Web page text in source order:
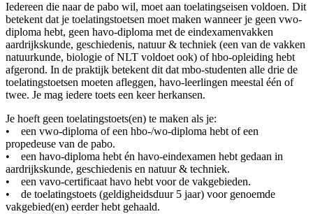
Iedereen die naar de pabo wil, moet aan toelatingseisen voldoen. Dit
betekent dat je toelatingstoetsen moet maken wanneer je geen vwo-
diploma hebt, geen havo-diploma met de eindexamenvakken
aardrijkskunde, geschiedenis, natuur & techniek (een van de vakken
natuurkunde, biologie of NLT voldoet ook) of hbo-opleiding hebt
afgerond. In de praktijk betekent dit dat mbo-studenten alle drie de
toelatingstoetsen moeten afleggen, havo-leerlingen meestal één of
twee. Je mag iedere toets een keer herkansen.
Je hoeft geen toelatingstoets(en) te maken als je:
• een vwo-diploma of een hbo-/wo-diploma hebt of een
propedeuse van de pabo.
• een havo-diploma hebt én havo-eindexamen hebt gedaan in
aardrijkskunde, geschiedenis en natuur & techniek.
• een vavo-certificaat havo hebt voor de vakgebieden.
• de toelatingstoets (geldigheidsduur 5 jaar) voor genoemde
vakgebied(en) eerder hebt gehaald.